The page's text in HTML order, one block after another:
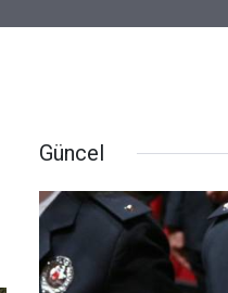
Güncel